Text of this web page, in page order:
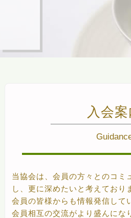
入会案
当協会は、会員の方々とのコミ
し、更に深めたいと考えており
会員の皆様からも情報発信して
会員相互の交流がより盛んにな